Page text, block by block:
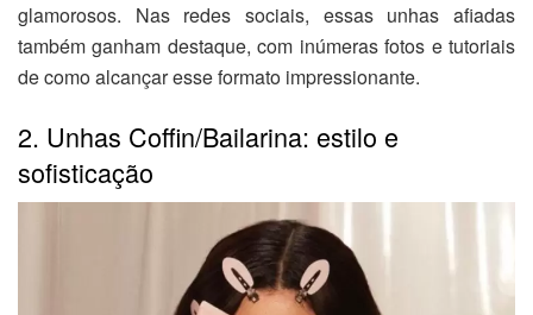
glamorosos. Nas redes sociais, essas unhas afiadas
também ganham destaque, com inúmeras fotos e tutoriais
de como alcançar esse formato impressionante.
2. Unhas Coffin/Bailarina: estilo e
sofisticação